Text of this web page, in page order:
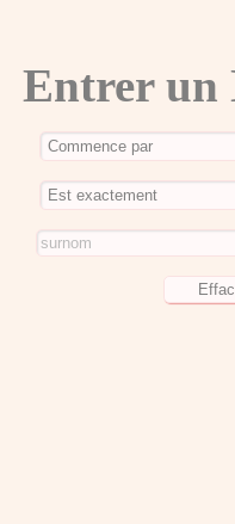
Entrer un